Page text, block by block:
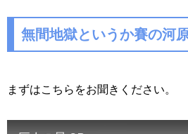
無間地獄というか賽の河
まずはこちらをお聞きください。